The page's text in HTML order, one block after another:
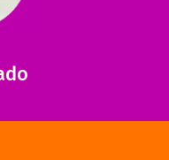
em contato conosco e